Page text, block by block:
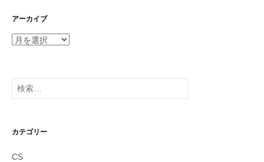
アーカイブ
ア
イ
ブ
検
索:
カテゴリー
CS